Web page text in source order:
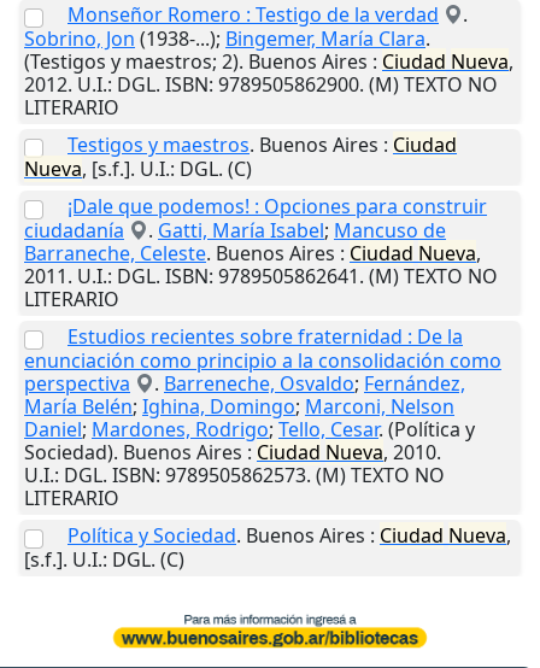
Monseñor Romero : Testigo de la verdad
.
Sobrino, Jon (1938-...); Bingemer, María Clara.
(Testigos y maestros; 2). Buenos Aires : Ciudad Nueva,
2012. U.I.: DGL. ISBN: 9789505862900. (M) TEXTO NO
LITERARIO
Testigos y maestros. Buenos Aires : Ciudad
Nueva, [s.f.]. U.I.: DGL. (C)
¡Dale que podemos! : Opciones para construir
ciudadanía
. Gatti, María Isabel; Mancuso de
Barraneche, Celeste. Buenos Aires : Ciudad Nueva,
2011. U.I.: DGL. ISBN: 9789505862641. (M) TEXTO NO
LITERARIO
Estudios recientes sobre fraternidad : De la
enunciación como principio a la consolidación como
perspectiva
. Barreneche, Osvaldo; Fernández,
María Belén; Ighina, Domingo; Marconi, Nelson
Daniel; Mardones, Rodrigo; Tello, Cesar. (Política y
Sociedad). Buenos Aires : Ciudad Nueva, 2010.
U.I.: DGL. ISBN: 9789505862573. (M) TEXTO NO
LITERARIO
Política y Sociedad. Buenos Aires : Ciudad Nueva,
[s.f.]. U.I.: DGL. (C)